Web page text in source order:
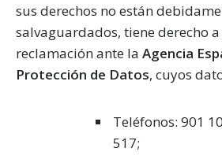
sus derechos no están
salvaguardados, tiene derecho
reclamación ante la Agencia
Protección de Datos, cuyos
Teléfonos: 901
517;